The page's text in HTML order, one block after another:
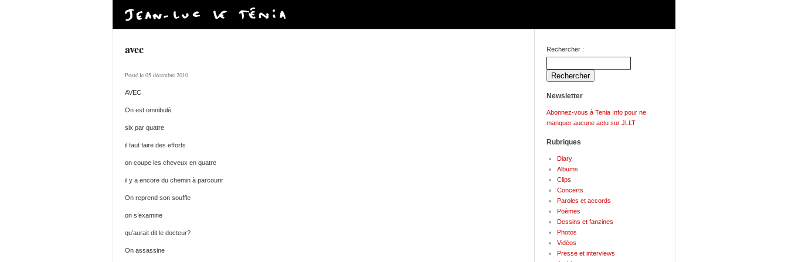
avec
Posté le 05 décembre 2010
AVEC
On est omnibulé
six par quatre
il faut faire des efforts
on coupe les cheveux en quatre
il y a encore du chemin à parcourir
On reprend son souffle
on s’examine
qu’aurait dit le docteur?
On assassine
Rechercher :
Newsletter
Abonnez-vous à Tenia Info pour ne
manquer aucune actu sur JLLT
Rubriques
Diary
Albums
Clips
Concerts
Paroles et accords
Poèmes
Dessins et fanzines
Photos
Vidéos
Presse et interviews